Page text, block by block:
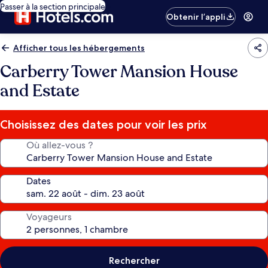
Passer à la section principale
Obtenir l’appli
Afficher tous les hébergements
Carberry Tower Mansion House
and Estate
Choisissez des dates pour voir les prix
Où allez-vous ?
Dates
Voyageurs
Rechercher